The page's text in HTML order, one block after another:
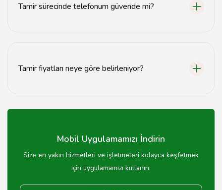
Tamir sürecinde telefonum güvende mi?
Tamir fiyatları neye göre belirleniyor?
göre değişiklik göstermektedir.
Mobil Uygulamamızı İndirin
Size en yakın hizmetleri ve işletmeleri kolayca keşfetmek
için uygulamamızı kullanın.